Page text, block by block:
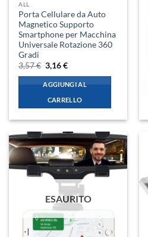
ALL
Porta Cellulare da Auto
Magnetico Supporto
Smartphone per Macchina
Universale Rotazione 360
Gradi
3,57€ Il
prezzo
originale
era:
3,57 €.
3,16€Il
attuale
è:
3,16 €.
AGGIUNGI AL
CARRELLO
ESAURITO